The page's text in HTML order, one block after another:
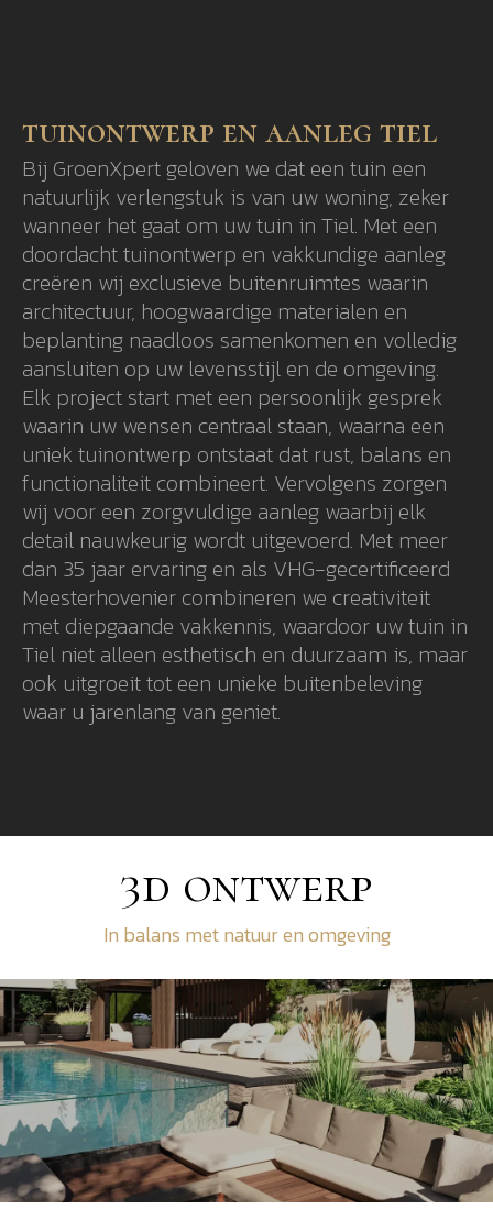
tuinontwerp en aanleg tiel
Bij GroenXpert geloven we dat een tuin een
natuurlijk verlengstuk is van uw woning, zeker
wanneer het gaat om uw tuin in Tiel. Met een
doordacht tuinontwerp en vakkundige aanleg
creëren wij exclusieve buitenruimtes waarin
architectuur, hoogwaardige materialen en
beplanting naadloos samenkomen en volledig
aansluiten op uw levensstijl en de omgeving.
Elk project start met een persoonlijk gesprek
waarin uw wensen centraal staan, waarna een
uniek tuinontwerp ontstaat dat rust, balans en
functionaliteit combineert. Vervolgens zorgen
wij voor een zorgvuldige aanleg waarbij elk
detail nauwkeurig wordt uitgevoerd. Met meer
dan 35 jaar ervaring en als VHG-gecertificeerd
Meesterhovenier combineren we creativiteit
met diepgaande vakkennis, waardoor uw tuin in
Tiel niet alleen esthetisch en duurzaam is, maar
ook uitgroeit tot een unieke buitenbeleving
waar u jarenlang van geniet.
3d ontwerp
In balans met natuur en omgeving